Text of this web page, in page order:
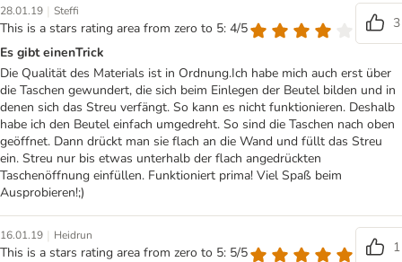
28.01.19 | Steffi
This is a stars rating area from zero to 5: 4/5
3
Es gibt einenTrick
Die Qualität des Materials ist in Ordnung.Ich habe mich auch erst über
die Taschen gewundert, die sich beim Einlegen der Beutel bilden und in
denen sich das Streu verfängt. So kann es nicht funktionieren. Deshalb
habe ich den Beutel einfach umgedreht. So sind die Taschen nach oben
geöffnet. Dann drückt man sie flach an die Wand und füllt das Streu
ein. Streu nur bis etwas unterhalb der flach angedrückten
Taschenöffnung einfüllen. Funktioniert prima! Viel Spaß beim
Ausprobieren!;)
16.01.19 | Heidrun
This is a stars rating area from zero to 5: 5/5
1